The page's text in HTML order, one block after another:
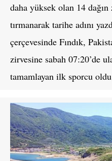
daha yüksek olan 14
tırmanarak tarihe adını
çerçevesinde Fındık,
zirvesine sabah 07:20’de
tamamlayan ilk sporcu